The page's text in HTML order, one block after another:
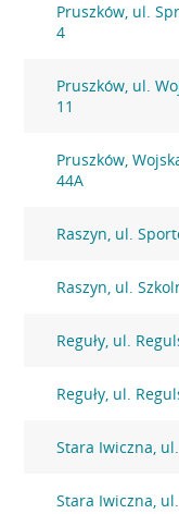
Pruszków, ul.
4
Pruszków, ul.
11
Pruszków,
44A
Raszyn, ul.
Raszyn, ul.
Reguły, ul.
Reguły, ul.
Stara Iwiczna,
Stara Iwiczna,